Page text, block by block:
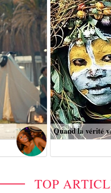
Quand la vérité
TOP